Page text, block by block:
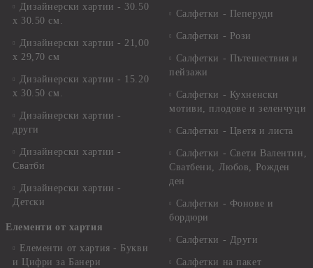
Дизайнерски хартии - 30.50
х 30.50 см.
Дизайнерски хартии - 21,00
х 29,70 см
Дизайнерски хартии - 15.20
x 30.50 см.
Дизайнерски хартии -
други
Дизайнерски хартии -
Сватби
Дизайнерски хартии -
Детски
Елементи от хартия
Елементи от хартия - Букви
и Цифри за Банери
Салфетки - Пеперуди
Салфетки - Рози
Салфетки - Пътешествия и
пейзажи
Салфетки - Кухненски
мотиви, плодове и зеленчуци
Салфетки - Цветя и листа
Салфетки - Свети Валентин,
Сватбени, Любов, Рожден
ден
Салфетки - Фонове и
бордюри
Салфетки - Други
Салфетки на пакет